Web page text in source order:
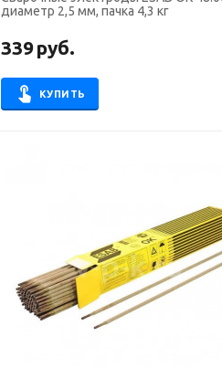
диаметр 2,5 мм, пачка 4,3 кг
339руб.
КУПИТЬ